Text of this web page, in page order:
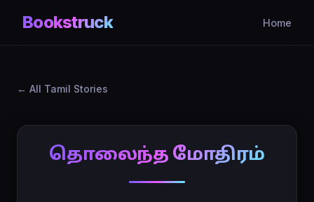
Bookstruck Home
All Tamil Stories
தொலைந்த மோதிரம்